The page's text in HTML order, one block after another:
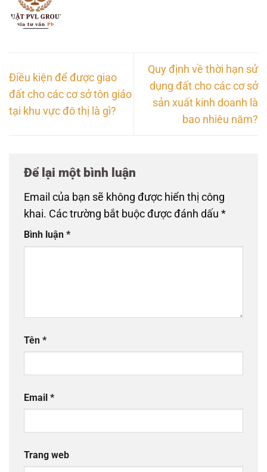
Điều kiện để được giao
đất cho các cơ sở tôn giáo
tại khu vực đô thị là gì?
Quy định về thời hạn sử
dụng đất cho các cơ sở
sản xuất kinh doanh là
bao nhiêu năm?
Để lại một bình luận
Email của bạn sẽ không được hiển thị công
khai. Các trường bắt buộc được đánh dấu *
Bình luận *
Tên *
Email *
Trang web